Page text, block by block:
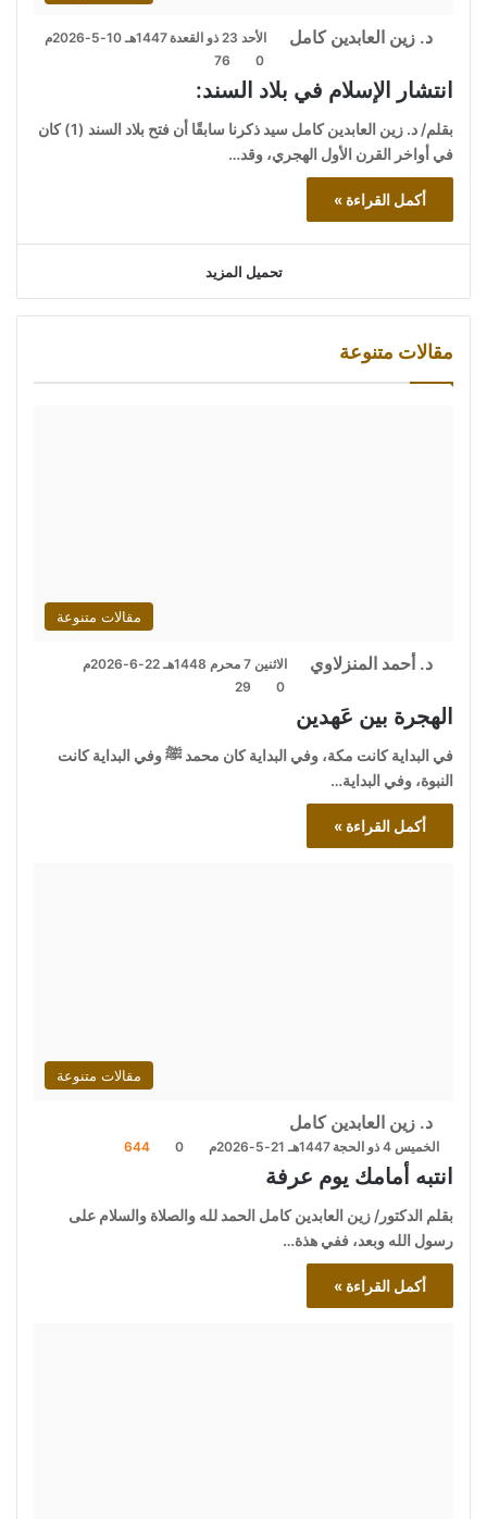
د. زين العابدين كامل
الأحد 23 ذو القعدة 1447هـ 10-5-2026م
0
76
انتشار الإسلام في بلاد السند:
بقلم/ د. زين العابدين كامل سيد ذكرنا سابقًا أن فتح بلاد السند (1) كان
في أواخر القرن الأول الهجري، وقد…
أكمل القراءة »
تحميل المزيد
مقالات متنوعة
مقالات متنوعة
د. أحمد المنزلاوي
الاثنين 7 محرم 1448هـ 22-6-2026م
0
29
الهجرة بين عَهدين
في البداية كانت مكة، وفي البداية كان محمد ﷺ وفي البداية كانت
النبوة، وفي البداية…
أكمل القراءة »
مقالات متنوعة
د. زين العابدين كامل
الخميس 4 ذو الحجة 1447هـ 21-5-2026م 0
644
انتبه أمامك يوم عرفة
بقلم الدكتور/ زين العابدين كامل الحمد لله والصلاة والسلام على
رسول الله وبعد، ففي هذة…
أكمل القراءة »